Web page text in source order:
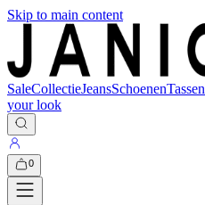
Skip to main content
SaleCollectieJeansSchoenenTassen
your look
0